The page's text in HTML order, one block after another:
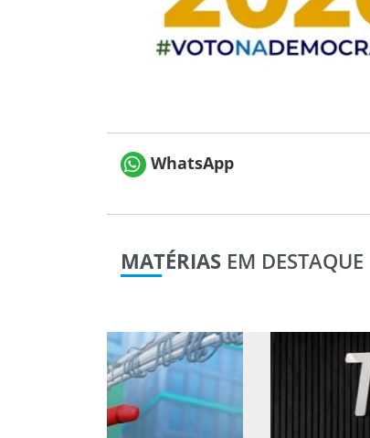
WhatsApp
MATÉRIAS EM DESTAQUE